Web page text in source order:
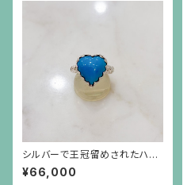
シルバーで王冠留めされたハー
トシェイプのターコイズ（11.61c
t）のリング
¥66,000